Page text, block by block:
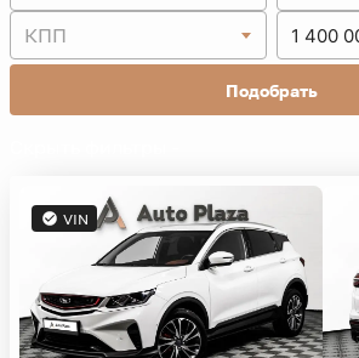
КПП
Подобрать
VIN